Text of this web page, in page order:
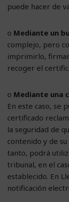
puede hacer de
o Mediante un
complejo, pero
imprimirlo,
recoger el
o Mediante una
En este caso, se
certificado
la seguridad de
contenido y de
tanto, podrá
tribunal, en el
establecido. En
notificación